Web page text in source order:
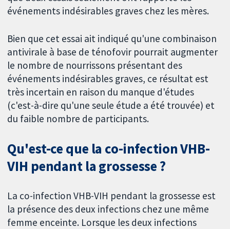
événements indésirables graves chez les mères.
Bien que cet essai ait indiqué qu'une combinaison
antivirale à base de ténofovir pourrait augmenter
le nombre de nourrissons présentant des
événements indésirables graves, ce résultat est
très incertain en raison du manque d'études
(c'est-à-dire qu'une seule étude a été trouvée) et
du faible nombre de participants.
Qu'est-ce que la co-infection VHB-
VIH pendant la grossesse ?
La co-infection VHB-VIH pendant la grossesse est
la présence des deux infections chez une même
femme enceinte. Lorsque les deux infections